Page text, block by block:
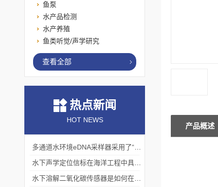
产品概述
鱼泵
水产品检测
水产养殖
鱼类听觉/声学研究
查看全部
热点新闻
HOT NEWS